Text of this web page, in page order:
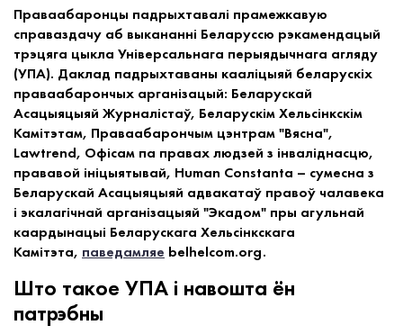
Праваабаронцы падрыхтавалі прамежкавую
справаздачу аб выкананні Беларуссю рэкамендацый
трэцяга цыкла Універсальнага перыядычнага агляду
(УПА). Даклад падрыхтаваны кааліцыяй беларускіх
праваабарончых арганізацый: Беларускай
Асацыяцыяй Журналістаў, Беларускім Хельсінкскім
Камітэтам, Праваабарончым цэнтрам "Вясна",
Lawtrend, Офісам па правах людзей з інваліднасцю,
прававой ініцыятывай, Human Constanta – сумесна з
Беларускай Асацыяцыяй адвакатаў правоў чалавека
і экалагічнай арганізацыяй "Экадом" пры агульнай
каардынацыі Беларускага Хельсінкскага
Камітэта, паведамляе belhelcom.org.
Што такое УПА і навошта ён
патрэбны